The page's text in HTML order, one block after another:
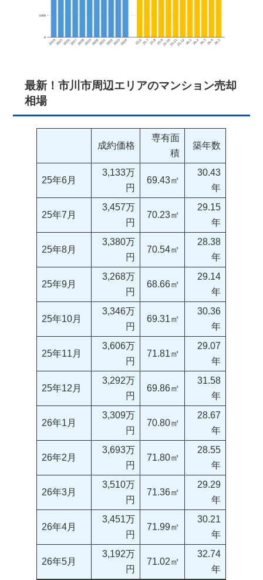
最新！市川市周辺エリアのマンション売却
相場
成約価格
専有面
積
築年数
25年6月
3,133万
円
69.43㎡
30.43
年
25年7月
3,457万
円
70.23㎡
29.15
年
25年8月
3,380万
円
70.54㎡
28.38
年
25年9月
3,268万
円
68.66㎡
29.14
年
25年10月
3,346万
円
69.31㎡
30.36
年
25年11月
3,606万
円
71.81㎡
29.07
年
25年12月
3,292万
円
69.86㎡
31.58
年
26年1月
3,309万
円
70.80㎡
28.67
年
26年2月
3,693万
円
71.80㎡
28.55
年
26年3月
3,510万
円
71.36㎡
29.29
年
26年4月
3,451万
円
71.99㎡
30.21
年
26年5月
3,192万
円
71.02㎡
32.74
年